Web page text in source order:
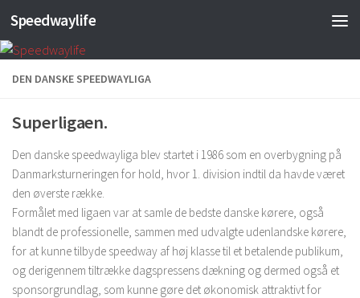
Skip to content
Speedwaylife
DEN DANSKE SPEEDWAYLIGA
Superligaen.
Den danske speedwayliga blev startet i 1986 som en overbygning på
Danmarksturneringen for hold, hvor 1. division indtil da havde været
den øverste række.
Formålet med ligaen var at samle de bedste danske kørere, også
blandt de professionelle, sammen med udvalgte udenlandske kørere,
for at kunne tilbyde speedway af høj klasse til et betalende publikum,
og derigennem tiltrække dagspressens dækning og dermed også et
sponsorgrundlag, som kunne gøre det økonomisk attraktivt for